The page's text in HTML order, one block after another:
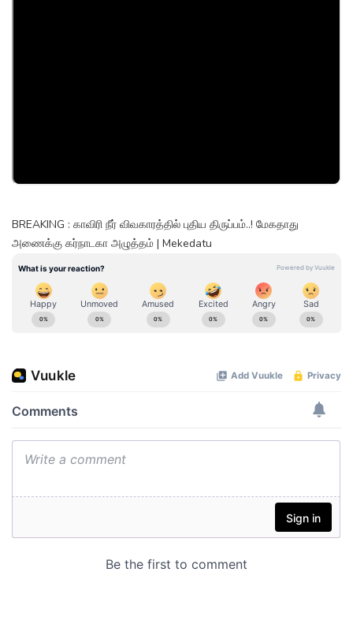
BREAKING : காவிரி நீர் விவகாரத்தில் புதிய திருப்பம்..! மேகதாது
அணைக்கு கர்நாடகா அழுத்தம் | Mekedatu